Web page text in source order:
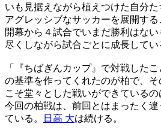
いも見据えながら植えつけた自分
アグレッシブなサッカーを展開する
開幕から４試合でいまだ勝利はな
尽くしながら試合ごとに成長してい
「『ちばぎんカップ』で対戦した
の基準を作ってくれたのが柏で、
こそ堂々とした戦いができているの
今回の柏戦は、前回とはまったく
ている。
日高 大は続ける。